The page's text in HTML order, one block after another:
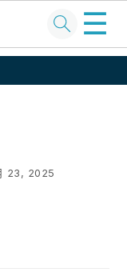
☰
23, 2025